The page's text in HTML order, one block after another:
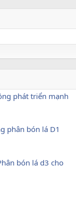
phát triển mạnh
phân bón lá D1
bón lá d3 cho